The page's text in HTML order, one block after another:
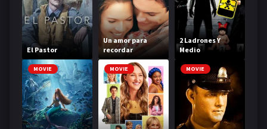
El Pastor
Un amor para
recordar
2 Ladrones Y
Medio
MOVIE MOVIE MOVIE